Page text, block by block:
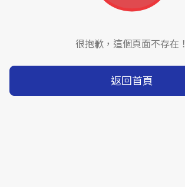
很抱歉，這個頁面不存在！
返回首頁